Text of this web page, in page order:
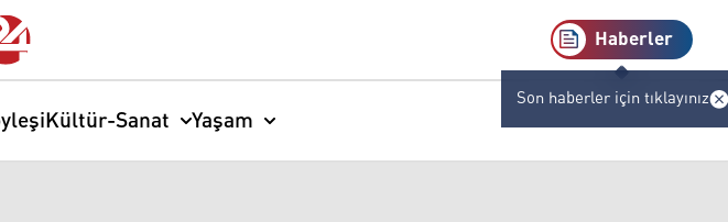
Haberler
Son haberler için tıklayınız
Kültür-Sanat Yaşam